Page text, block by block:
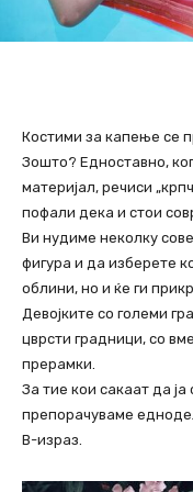
Костими за капење се
Зошто? Едноставно,
материјал, речиси
пофали дека и стои
Ви нудиме неколку
фигура и да изберете
облини, но и ќе ги
Девојките со големи
цврсти градници, со
прерамки.
За тие кои сакаат да
препорачуваме
В-израз.